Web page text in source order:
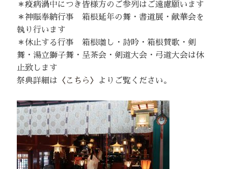
＊疫病渦中につき皆様方のご参列はご遠慮願います
＊神賑奉納行事 箱根延年の舞・書道展・献華会を
執り行います
＊休止する行事 箱根囃し・詩吟・箱根賛歌・剣
舞・湯立獅子舞・呈茶会・剣道大会・弓道大会は休
止致します
祭典詳細は 〈こちら〉 よりご覧ください。